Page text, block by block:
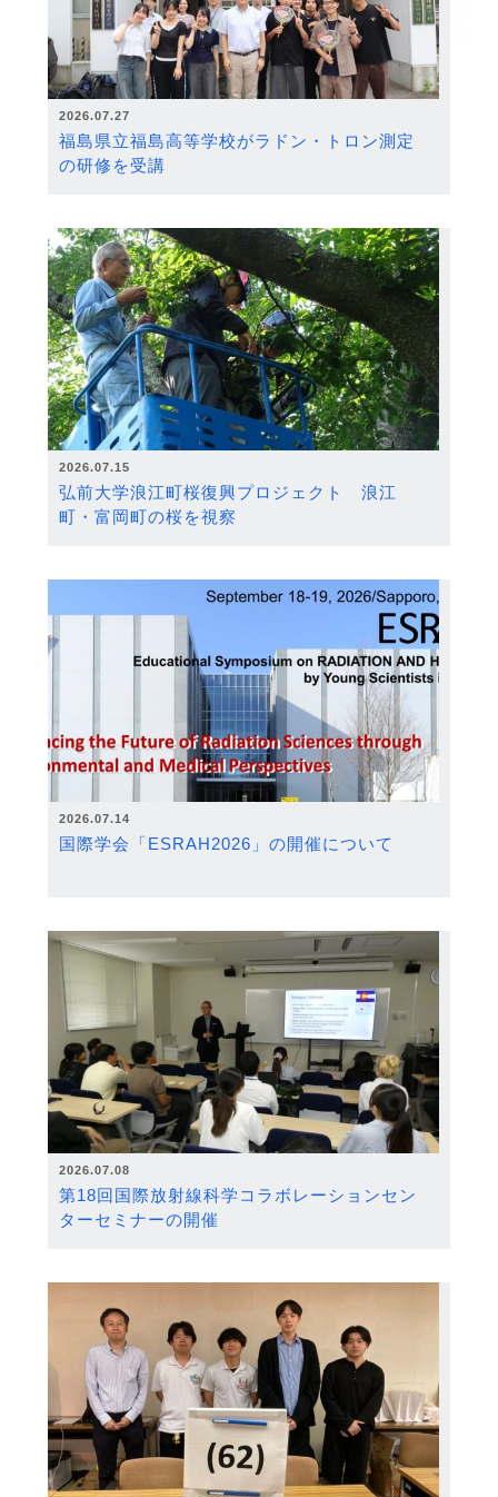
2026.07.27
福島県立福島高等学校がラドン・トロン測定
の研修を受講
2026.07.15
弘前大学浪江町桜復興プロジェクト 浪江
町・富岡町の桜を視察
2026.07.14
国際学会「ESRAH2026」の開催について
2026.07.08
第18回国際放射線科学コラボレーションセン
ターセミナーの開催